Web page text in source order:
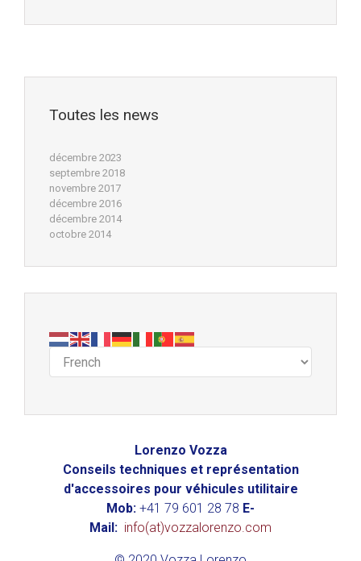
Toutes les news
décembre 2023
septembre 2018
novembre 2017
décembre 2016
décembre 2014
octobre 2014
Lorenzo Vozza
Conseils techniques et représentation
d'accessoires pour véhicules utilitaire
Mob: +41 79 601 28 78 E-
Mail: info(at)vozzalorenzo.com